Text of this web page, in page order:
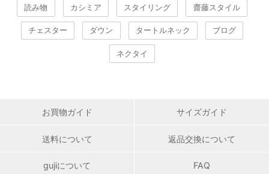
読み物 カシミア スタイリング 齋藤スタイル
チェスター ダウン タートルネック ブログ
ネクタイ
お買物ガイド サイズガイド
送料について 返品交換について
gujiについて FAQ